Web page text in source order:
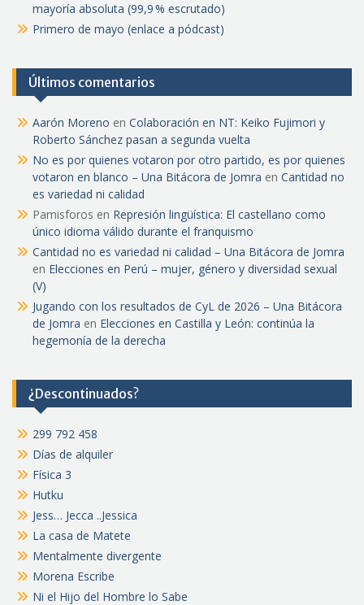
mayoría absoluta (99,9 % escrutado)
Primero de mayo (enlace a pódcast)
Últimos comentarios
Aarón Moreno en Colaboración en NT: Keiko Fujimori y
Roberto Sánchez pasan a segunda vuelta
No es por quienes votaron por otro partido, es por quienes
votaron en blanco – Una Bitácora de Jomra en Cantidad no
es variedad ni calidad
Pamisforos en Represión lingüística: El castellano como
único idioma válido durante el franquismo
Cantidad no es variedad ni calidad – Una Bitácora de Jomra
en Elecciones en Perú – mujer, género y diversidad sexual
(V)
Jugando con los resultados de CyL de 2026 – Una Bitácora
de Jomra en Elecciones en Castilla y León: continúa la
hegemonía de la derecha
¿Descontinuados?
299 792 458
Días de alquiler
Física 3
Hutku
Jess… Jecca ..Jessica
La casa de Matete
Mentalmente divergente
Morena Escribe
Ni el Hijo del Hombre lo Sabe